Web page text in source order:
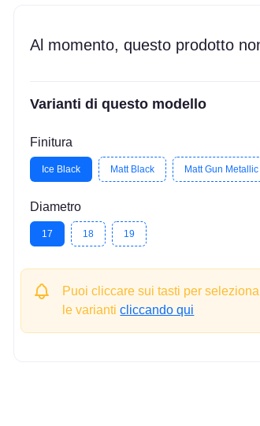
Al momento, questo prodotto
Varianti di questo modello
Finitura
Ice Black Matt Black Matt Gun Metallic
Diametro
17 18 19
Puoi cliccare sui tasti per
le varianticliccando qui